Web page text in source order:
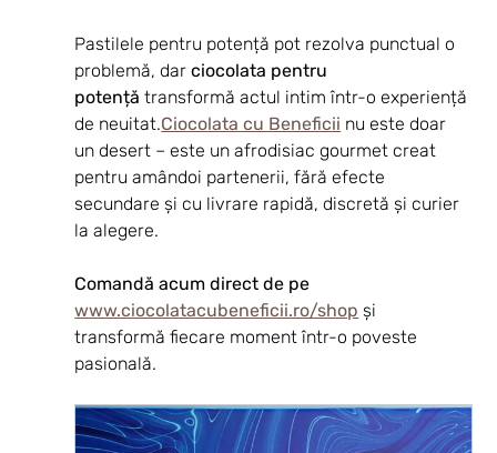
Pastilele pentru potență pot rezolva punctual o
problemă, dar ciocolata pentru
potență transformă actul intim într-o experiență
de neuitat.Ciocolata cu Beneficii nu este doar
un desert – este un afrodisiac gourmet creat
pentru amândoi partenerii, fără efecte
secundare și cu livrare rapidă, discretă și curier
la alegere.
Comandă acum direct de pe
www.ciocolatacubeneficii.ro/shop și
transformă fiecare moment într-o poveste
pasională.